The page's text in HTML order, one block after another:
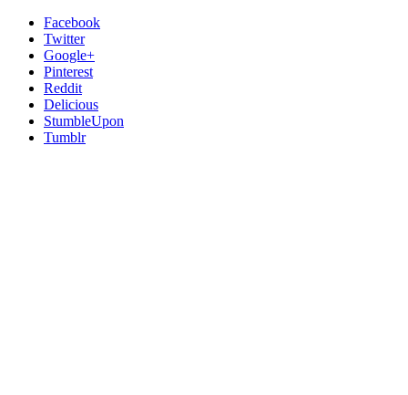
Facebook
Twitter
Google+
Pinterest
Reddit
Delicious
StumbleUpon
Tumblr